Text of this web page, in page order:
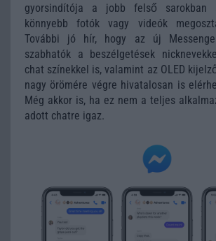
gyorsindítója a jobb felső sarokban
könnyebb fotók vagy videók
További jó hír, hogy az új
szabhatók a beszélgetések
chat színekkel is, valamint az OLED
nagy örömére végre hivatalosan is
Még akkor is, ha ez nem a teljes
adott chatre igaz.